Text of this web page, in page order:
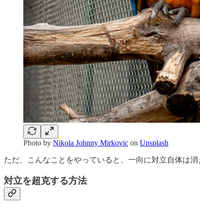
Photo by Nikola Johnny Mirkovic on Unsplash
ただ、こんなことをやっていると、一向に対立自体は
対立を超克する方法